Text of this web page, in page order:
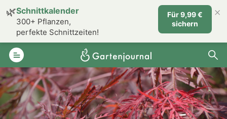
🌿Schnittkalender
300+ Pflanzen,
perfekte Schnittzeiten!
Für 9,99 €
sichern
×